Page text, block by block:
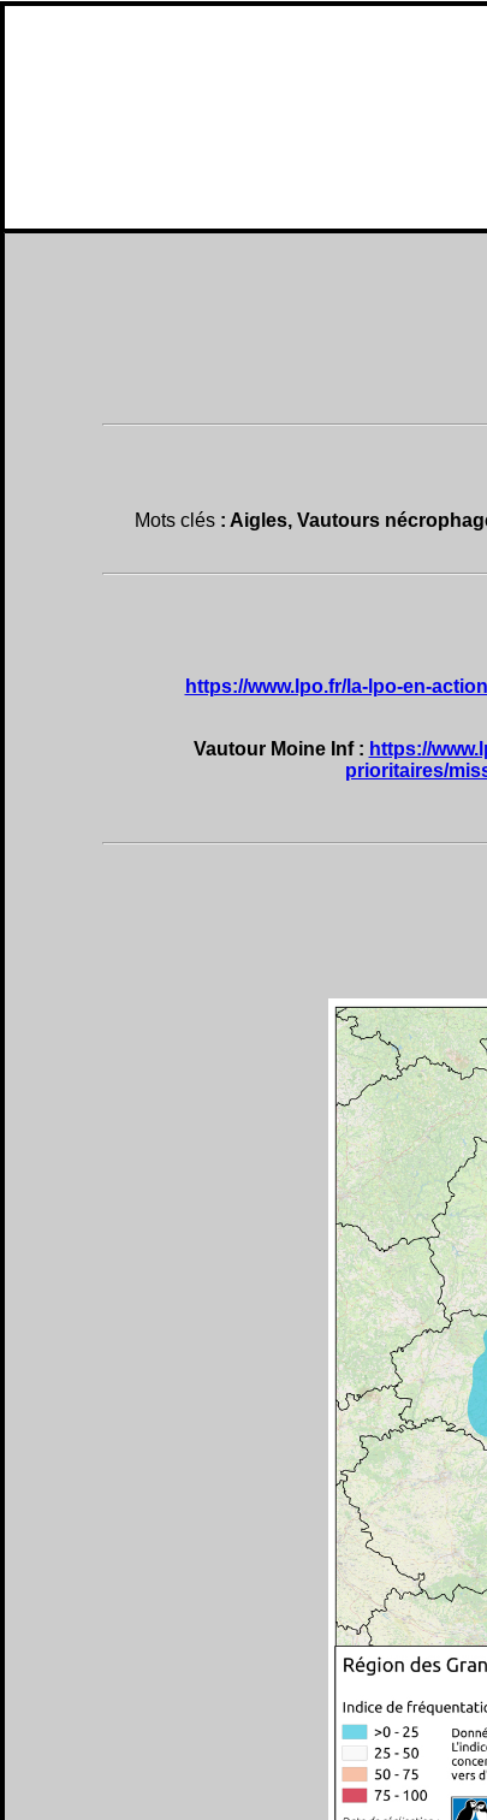
Mots clés : Aigles, Vautours
https://www.lpo.fr/la-lpo-en-
Vautour Moine Inf : https://
prioritaires/